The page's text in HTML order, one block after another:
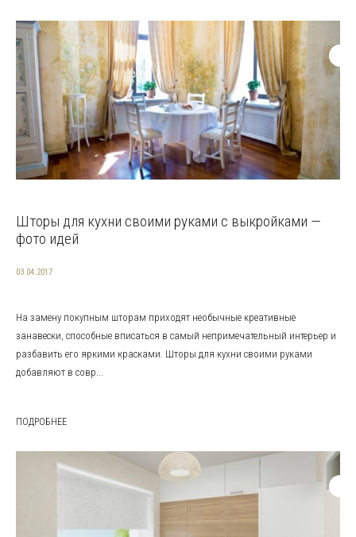
Шторы для кухни своими руками с выкройками —
фото идей
03.04.2017
На замену покупным шторам приходят необычные креативные
занавески, способные вписаться в самый непримечательный интерьер и
разбавить его яркими красками. Шторы для кухни своими руками
добавляют в совр...
ПОДРОБНЕЕ